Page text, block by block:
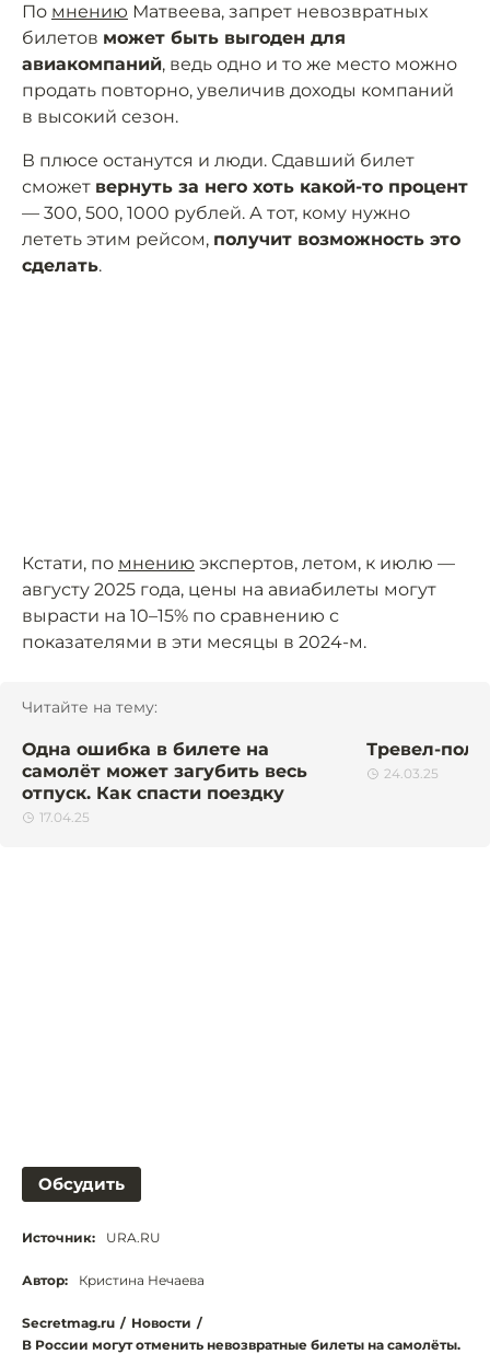
По мнению Матвеева, запрет невозвратных
билетов может быть выгоден для
авиакомпаний, ведь одно и то же место можно
продать повторно, увеличив доходы компаний
в высокий сезон.
В плюсе останутся и люди. Сдавший билет
сможет вернуть за него хоть какой-то процент
— 300, 500, 1000 рублей. А тот, кому нужно
лететь этим рейсом, получит возможность это
сделать.
Кстати, по мнению экспертов, летом, к июлю —
августу 2025 года, цены на авиабилеты могут
вырасти на 10–15% по сравнению с
показателями в эти месяцы в 2024-м.
Читайте на тему:
Одна ошибка в билете на
самолёт может загубить весь
отпуск. Как спасти поездку
17.04.25
Тревел-
24.03.25
Обсудить
Источник: URA.RU
Автор: Кристина Нечаева
Secretmag.ru / Новости /
В России могут отменить невозвратные билеты на самолёты.